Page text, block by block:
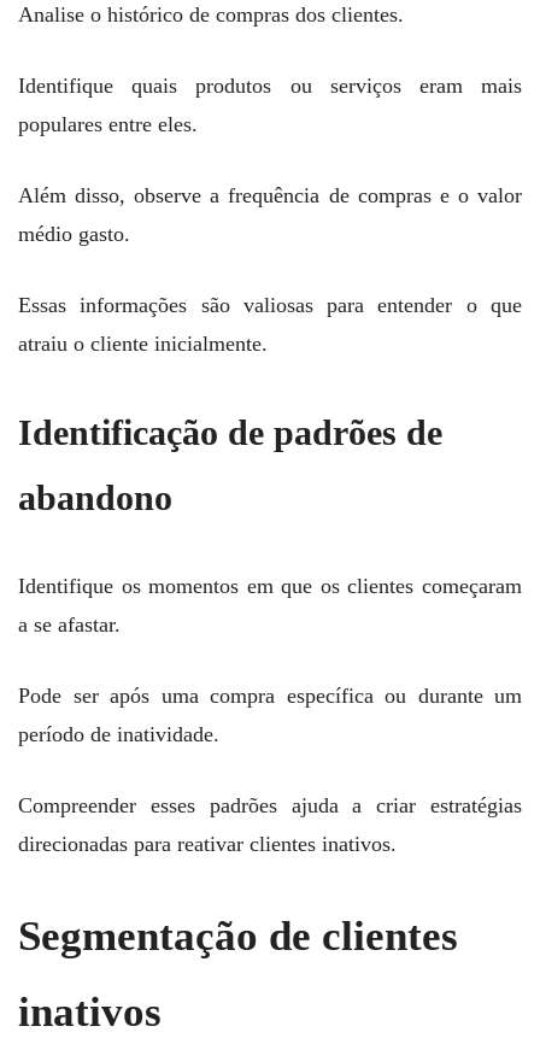
Analise o histórico de compras dos clientes.
Identifique quais produtos ou serviços eram mais
populares entre eles.
Além disso, observe a frequência de compras e o valor
médio gasto.
Essas informações são valiosas para entender o que
atraiu o cliente inicialmente.
Identificação de padrões de
abandono
Identifique os momentos em que os clientes começaram
a se afastar.
Pode ser após uma compra específica ou durante um
período de inatividade.
Compreender esses padrões ajuda a criar estratégias
direcionadas para reativar clientes inativos.
Segmentação de clientes
inativos